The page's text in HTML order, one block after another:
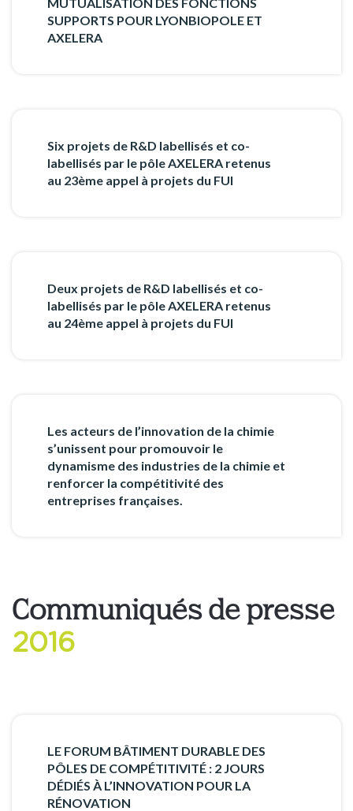
SUPPORTS POUR LYONBIOPOLE ET
AXELERA
Six projets de R&D labellisés et co-
labellisés par le pôle AXELERA retenus
au 23ème appel à projets du FUI
Deux projets de R&D labellisés et co-
labellisés par le pôle AXELERA retenus
au 24ème appel à projets du FUI
Les acteurs de l’innovation de la chimie
s’unissent pour promouvoir le
dynamisme des industries de la chimie et
renforcer la compétitivité des
entreprises françaises.
Communiqués de presse
2016
LE FORUM BÂTIMENT DURABLE DES
PÔLES DE COMPÉTITIVITÉ : 2 JOURS
DÉDIÉS À L’INNOVATION POUR LA
RÉNOVATION